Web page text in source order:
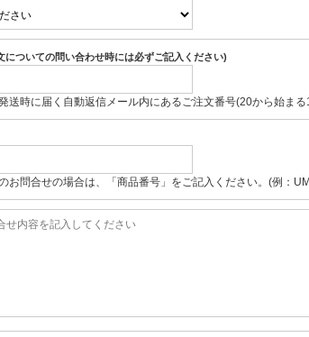
についての問い合わせ時には必ずご記入ください)
送時に届く自動返信メール内にあるご注文番号(20から始まる
お問合せの場合は、「商品番号」をご記入ください。(例：